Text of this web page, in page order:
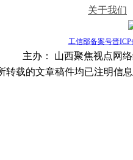
关于我们
工信部备案号晋ICP
主办：
山西聚焦视点网
转载的文章稿件均已注明信